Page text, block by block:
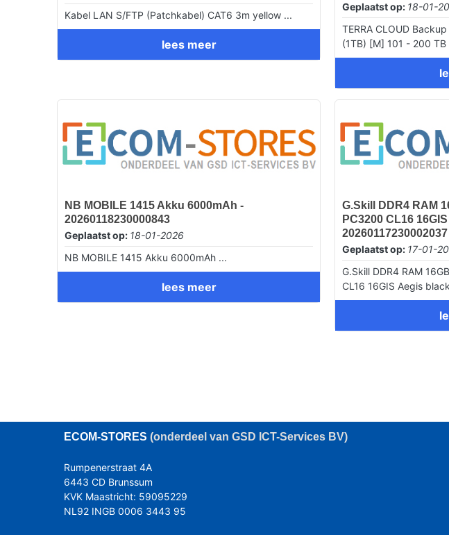
Kabel LAN S/FTP (Patchkabel) CAT6 3m yellow ...
lees meer
Geplaatst op: 18-01-
TERRA CLOUD
(1TB) [M] 101 - 200 TB
NB MOBILE 1415 Akku 6000mAh -
20260118230000843
Geplaatst op: 18-01-2026
NB MOBILE 1415 Akku 6000mAh ...
lees meer
G.Skill DDR4 RAM
PC3200 CL16
20260117230002037
Geplaatst op: 17-01-
G.Skill DDR4 RAM
CL16 16GIS Aegis
ECOM-STORES (onderdeel van GSD ICT-Services BV)
Rumpenerstraat 4A
6443 CD Brunssum
KVK Maastricht: 59095229
NL92 INGB 0006 3443 95